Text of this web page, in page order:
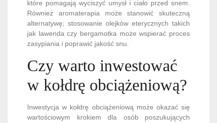
które pomagają wyciszyć umysł i ciało przed snem.
Również aromaterapia może stanowić skuteczną
alternatywę; stosowanie olejków eterycznych takich
jak lawenda czy bergamotka może wspierać proces
zasypiania i poprawić jakość snu.
Czy warto inwestować
w kołdrę obciążeniową?
Inwestycja w kołdrę obciążeniową może okazać się
wartościowym krokiem dla osób poszukujących